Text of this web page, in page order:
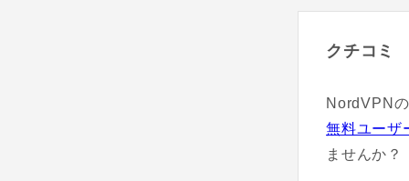
クチコミ
NordVPN
無料ユーザ
ませんか？